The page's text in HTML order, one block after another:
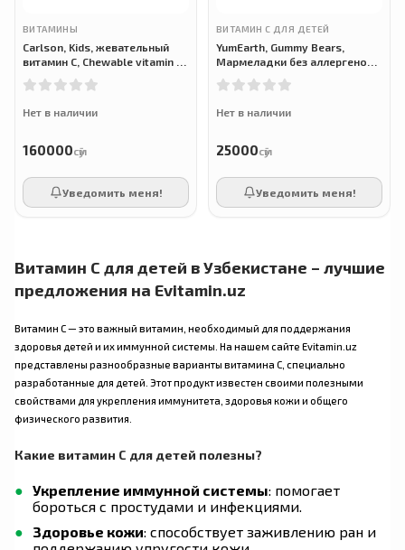
ВИТАМИНЫ
Carlson, Kids, жевательный
витамин С, Chewable vitamin C,
конфет
Нет в наличии
160000сӯм
Уведомить меня!
ВИТАМИН С ДЛЯ ДЕТЕЙ
YumEarth, Gummy Bears,
Мармеладки без аллергенов,
Нет в наличии
25000сӯм
Уведомить меня!
Витамин C для детей в Узбекистане – лучшие
предложения на Evitamin.uz
Витамин C — это важный витамин, необходимый для поддержания
здоровья детей и их иммунной системы. На нашем сайте Evitamin.uz
представлены разнообразные варианты витамина C, специально
разработанные для детей. Этот продукт известен своими полезными
свойствами для укрепления иммунитета, здоровья кожи и общего
физического развития.
Какие витамин C для детей полезны?
Укрепление иммунной системы: помогает
бороться с простудами и инфекциями.
Здоровье кожи: способствует заживлению ран и